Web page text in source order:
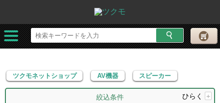
ツクモネットショップ AV機器
ツクモネットショップ AV機器 スピーカー
絞込条件 ひらく +